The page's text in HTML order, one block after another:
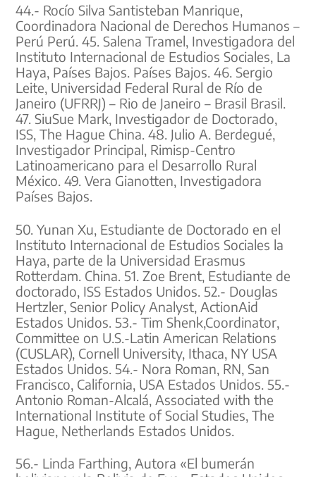
44.- Rocío Silva Santisteban Manrique,
Coordinadora Nacional de Derechos Humanos –
Perú Perú. 45. Salena Tramel, Investigadora del
Instituto Internacional de Estudios Sociales, La
Haya, Países Bajos. Países Bajos. 46. Sergio
Leite, Universidad Federal Rural de Río de
Janeiro (UFRRJ) – Rio de Janeiro – Brasil Brasil.
47. SiuSue Mark, Investigador de Doctorado,
ISS, The Hague China. 48. Julio A. Berdegué,
Investigador Principal, Rimisp-Centro
Latinoamericano para el Desarrollo Rural
México. 49. Vera Gianotten, Investigadora
Países Bajos.
50. Yunan Xu, Estudiante de Doctorado en el
Instituto Internacional de Estudios Sociales la
Haya, parte de la Universidad Erasmus
Rotterdam. China. 51. Zoe Brent, Estudiante de
doctorado, ISS Estados Unidos. 52.- Douglas
Hertzler, Senior Policy Analyst, ActionAid
Estados Unidos. 53.- Tim Shenk,Coordinator,
Committee on U.S.-Latin American Relations
(CUSLAR), Cornell University, Ithaca, NY USA
Estados Unidos. 54.- Nora Roman, RN, San
Francisco, California, USA Estados Unidos. 55.-
Antonio Roman-Alcalá, Associated with the
International Institute of Social Studies, The
Hague, Netherlands Estados Unidos.
56.- Linda Farthing, Autora «El bumerán